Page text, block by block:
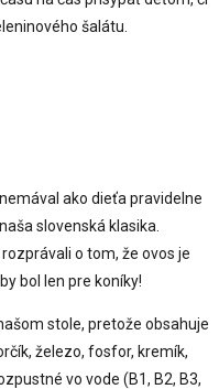
šalátu.
ako dieťa pravidelne
slovenská klasika.
o tom, že ovos je
bol len pre koníky!
stole, pretože obsahuje
železo, fosfor, kremík,
vo vode (B1, B2, B3,